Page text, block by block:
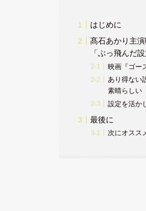
はじめに
髙石あかり主
「ぶっ飛んだ
映画『ゴー
あり得ない
素晴らしい
設定を活か
最後に
次にオスス